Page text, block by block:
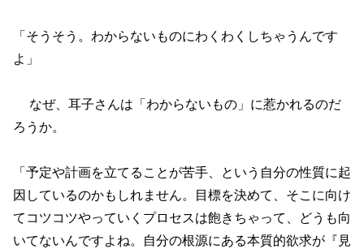
「そうそう。わからないものにわくわくしちゃうんです
よ」
なぜ、耳子さんは「わからないもの」に惹かれるのだ
ろうか。
「予定や計画を立てることが苦手、という自分の性質に起
因しているのかもしれません。目標を決めて、そこに向け
てコツコツやっていくプロセスは飽きちゃって、どうも向
いてないんですよね。自分の根源にある本質的欲求が『見